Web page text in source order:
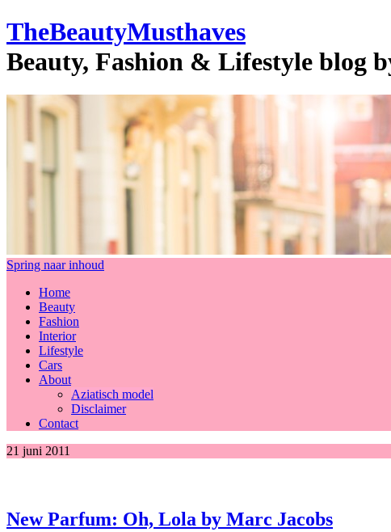
TheBeautyMusthaves
Beauty, Fashion & Lifestyle blog
Spring naar inhoud
Home
Beauty
Fashion
Interior
Lifestyle
Cars
About
Aziatisch model
Disclaimer
Contact
21 juni 2011
New Parfum: Oh, Lola by Marc Jacobs